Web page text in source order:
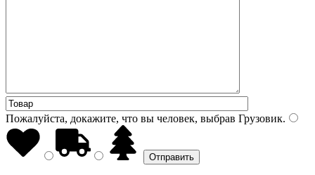
Пожалуйста, докажите, что вы человек, выбрав Грузовик.